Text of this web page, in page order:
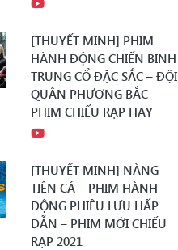
[THUYẾT MINH] PHIM
HÀNH ĐỘNG CHIẾN BINH
TRUNG CỔ ĐẶC SẮC – ĐỘI
QUÂN PHƯƠNG BẮC –
PHIM CHIẾU RẠP HAY
[THUYẾT MINH] NÀNG
TIÊN CÁ – PHIM HÀNH
ĐỘNG PHIÊU LƯU HẤP
DẪN – PHIM MỚI CHIẾU
RẠP 2021